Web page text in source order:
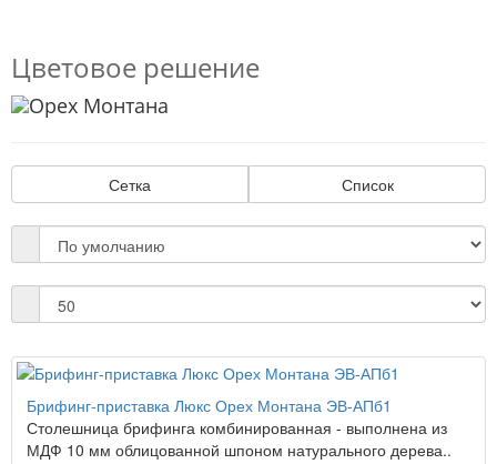
Цветовое решение
Сетка Список
Брифинг-приставка Люкс Орех Монтана ЭВ-АПб1
Столешница брифинга комбинированная - выполнена из
МДФ 10 мм облицованной шпоном натурального дерева..